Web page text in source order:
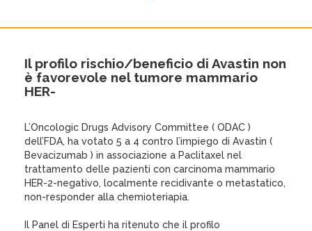
Il profilo rischio/beneficio di Avastin non
è favorevole nel tumore mammario
HER-
L’Oncologic Drugs Advisory Committee ( ODAC )
dell’FDA, ha votato 5 a 4 contro l’impiego di Avastin (
Bevacizumab ) in associazione a Paclitaxel nel
trattamento delle pazienti con carcinoma mammario
HER-2-negativo, localmente recidivante o metastatico,
non-responder alla chemioteriapia.
Il Panel di Esperti ha ritenuto che il profilo